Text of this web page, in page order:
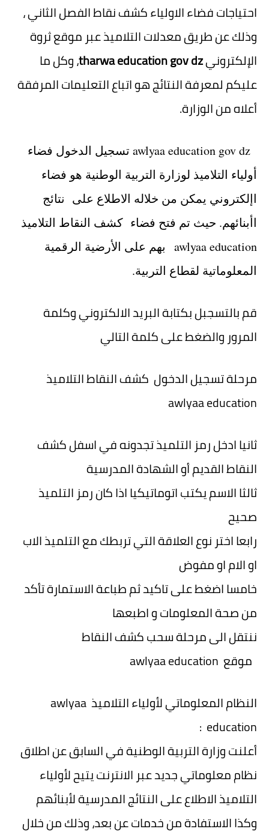
احتياجات فضاء الاولياء كشف نقاط الفصل الثاني ،
وذلك عن طريق معدلات التلاميذ عبر موقع ثروة
الإلكتروني
، وكل ما
عليكم لمعرفة النتائج هو اتباع التعليمات المرفقة
أعلاه من الوزارة.
awlyaa education gov dz تسجيل الدخول فضاء
أولياء التلاميذ لوزارة التربية الوطنية هو فضاء
اإلكتروني يمكن من خلاله الاطلاع على نتائج
اأبنائهم. حيث تم فتح فضاء كشف النقاط التلاميذ
awlyaa education بهم على الأرضية الرقمية
المعلوماتية لقطاع التربية.
قم بالتسجبل بكتابة البريد الالكتروني وكلمة
المرور والضغط على كلمة التالي
مرحلة تسجيل الدخول كشف النقاط التلاميذ
awlyaa education
ثانياادخل رمز التلميذ تجدونه في اسفل كشف
النقاط القديم أو الشهادة المدرسية
ثالثاالاسم يكتب اتوماتيكيا اذا كان رمز التلميذ
صحيح
رابعااختر نوع العلاقة التي تربطك مع التلميذ الاب
او الام او مفوض
خامسااضغط على تاكيد ثم طباعة الاستمارة تأكد
من صحة المعلومات و اطبعها
ننتقل الى مرحلة سحب كشف النقاط
موقع awlyaa education
النظام المعلوماتي لأولياء التلاميذ awlyaa
education :
أعلنت وزارة التربية الوطنية في السابق عن اطلاق
نظام معلوماتي جديد عبر الانترنت يتيح لأولياء
التلاميذ الاطلاع على النتائج المدرسية لأبنائهم
وكذا الاستفادة من خدمات عن بعد، وذلك من خلال